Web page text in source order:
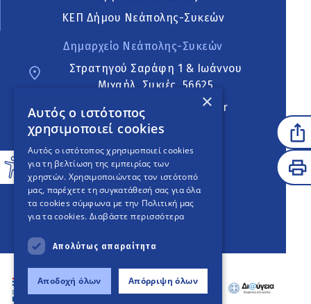
ΚΕΠ Δήμου Νεάπολης-Συκεών
Δημαρχείο Νεάπολης-Συκεών
Στρατηγού Σαράφη 1 & Ιωάννου
Μιχαήλ, Συκιές, 56625
neapoli.sykies@ddt.gov.gr
Ακολουθήστε
English Version
An project
×
Αυτός ο ιστότοπος
χρησιμοποιεί cookies
Αυτός ο ιστότοπος χρησιμοποιεί cookies
για τη βελτίωση της εμπειρίας των
χρηστών. Χρησιμοποιώντας τον ιστότοπό
μας, παρέχετε τη συγκατάθεσή σας για όλα
τα cookies σύμφωνα με την Πολιτική μας
για τα cookies. Διαβάστε περισσότερα
Απολύτως απαραίτητα
Αποδοχή όλων Απόρριψη όλων